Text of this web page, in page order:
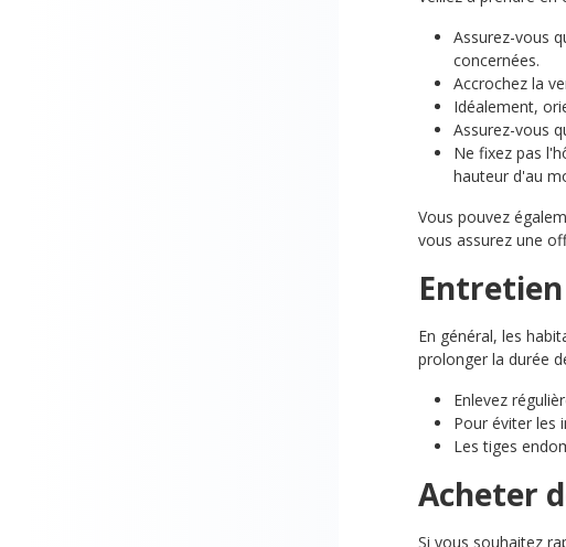
Assurez-vous
concernées.
Accrochez la
Idéalement,
Assurez-vous
Ne fixez pas
hauteur d'au
Vous pouvez
vous assurez une
En général, les
prolonger la durée
Enlevez
Pour éviter les
Les tiges
Acheter
Si vous souhaitez